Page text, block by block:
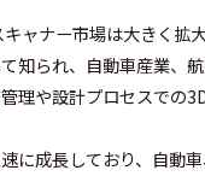
ャナー市場は大きく拡大
知られ、自動車産業、
理や設計プロセスでの
に成長しており、自動